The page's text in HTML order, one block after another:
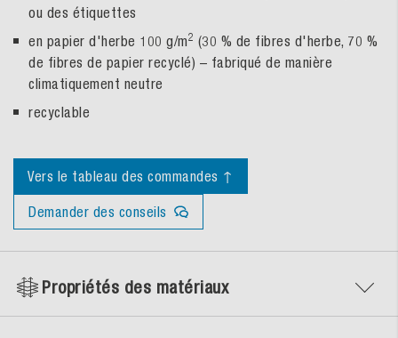
ou des étiquettes
en papier d'herbe 100 g/m2 (30 % de fibres d'herbe, 70 %
de fibres de papier recyclé) – fabriqué de manière
climatiquement neutre
recyclable
Vers le tableau des commandes ↑
Demander des conseils
Propriétés des matériaux